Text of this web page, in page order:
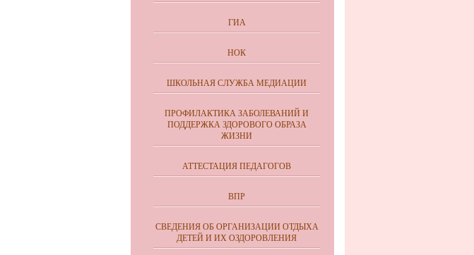
ГИА
НОК
ШКОЛЬНАЯ СЛУЖБА МЕДИАЦИИ
ПРОФИЛАКТИКА ЗАБОЛЕВАНИЙ И
ПОДДЕРЖКА ЗДОРОВОГО ОБРАЗА
ЖИЗНИ
АТТЕСТАЦИЯ ПЕДАГОГОВ
ВПР
СВЕДЕНИЯ ОБ ОРГАНИЗАЦИИ ОТДЫХА
ДЕТЕЙ И ИХ ОЗДОРОВЛЕНИЯ